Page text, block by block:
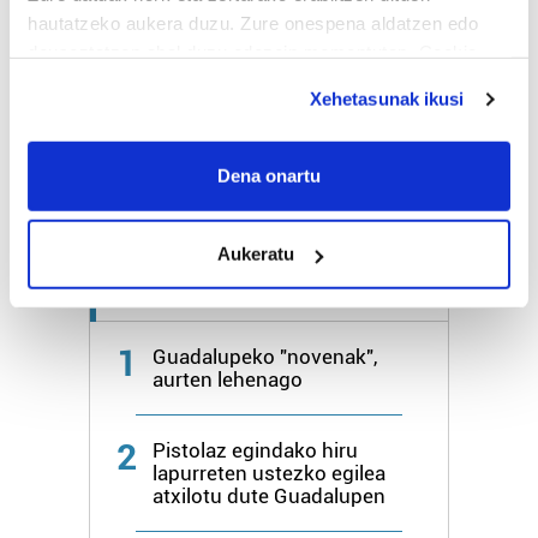
hautatzeko aukera duzu. Zure onespena aldatzen edo
If you allow, we would also like to:
Collect information about your geographical
Identify your device by actively scanning it for
specific characteristics (fingerprinting)
Find out more about how your personal data is processed
and set your preferences in thedetails section
teknologia erabiliz, cookieak adibidez, iragarki eta eduki
pertsonalizatuak eskaintzeko, iragarkiak eta edukia
Xehetasunak ikusi
Dena onartu
Aukeratu
Azken 7 egunetako irakurrienak
1
Guadalupeko "novenak",
aurten lehenago
2
Pistolaz egindako hiru
lapurreten ustezko egilea
atxilotu dute Guadalupen